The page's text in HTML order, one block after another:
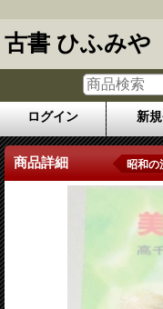
古書 ひふみや
ログイン 新
商品詳細 昭和の